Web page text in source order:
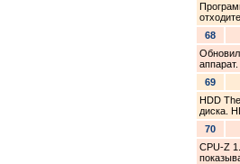
68
69
HDD
диска.
70
CPU-Z